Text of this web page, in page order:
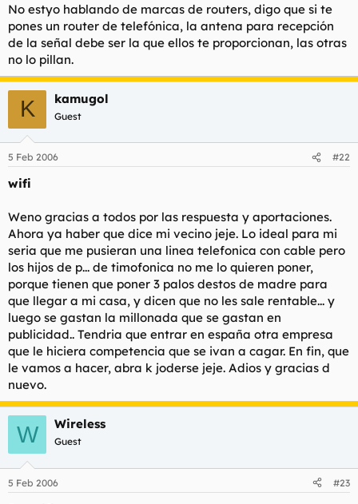
resto de routers, por lo que no podrás emparejar tu
antena con la de tu vecino.
chosen estas seguro de eso? por esa regla de tres una tarjeta
normal y corriente no podria conectarse a un zyxel... y creeme
si lo hace!
los 11 canales q pueden usarse en europa estan mas q
estandarizados
No estyo hablando de marcas de routers, digo que si te
pones un router de telefónica, la antena para recepción
de la señal debe ser la que ellos te proporcionan, las otras
no lo pillan.
K kamugol
Guest
5 Feb 2006 #22
wifi
Weno gracias a todos por las respuesta y aportaciones.
Ahora ya haber que dice mi vecino jeje. Lo ideal para mi
seria que me pusieran una linea telefonica con cable pero
los hijos de p... de timofonica no me lo quieren poner,
porque tienen que poner 3 palos destos de madre para
que llegar a mi casa, y dicen que no les sale rentable... y
luego se gastan la millonada que se gastan en
publicidad.. Tendria que entrar en españa otra empresa
que le hiciera competencia que se ivan a cagar. En fin, que
le vamos a hacer, abra k joderse jeje. Adios y gracias d
nuevo.
W Wireless
Guest
5 Feb 2006 #23